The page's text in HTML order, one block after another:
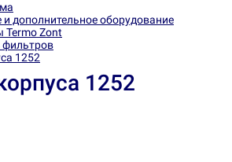
дополнительное оборудование
Zont
фильтров
1252
1252